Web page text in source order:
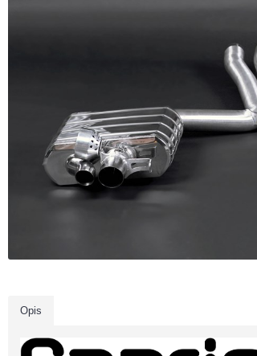
Opis